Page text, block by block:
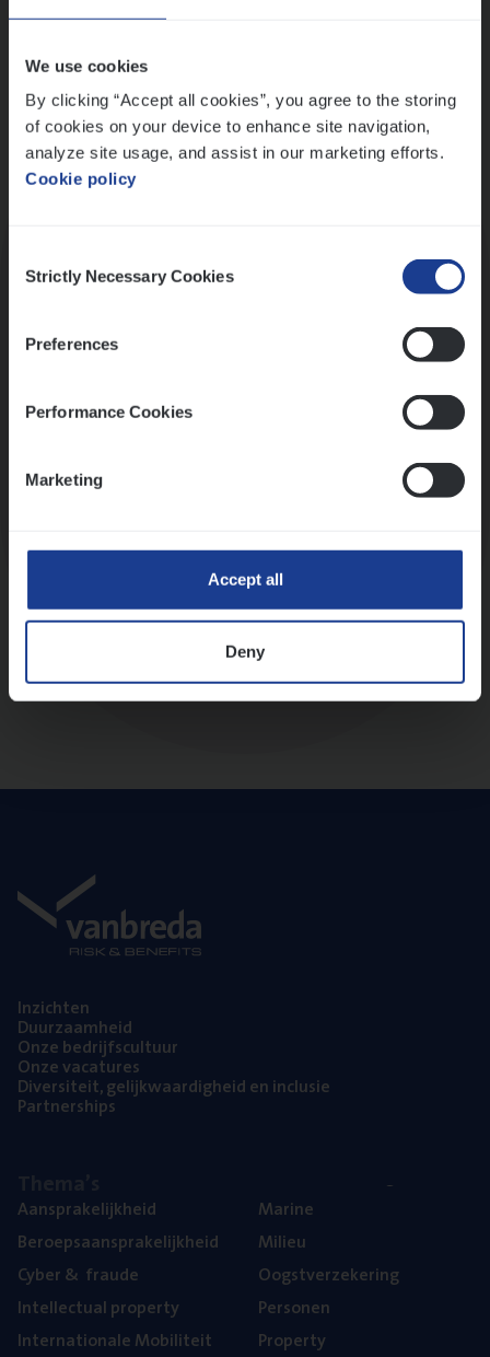
We use cookies
By clicking “Accept all cookies”, you agree to the storing
of cookies on your device to enhance site navigation,
analyze site usage, and assist in our marketing efforts.
Cookie policy
Selection
Strictly Necessary Cookies
Preferences
Performance Cookies
Marketing
Accept all
Deny
Inzich­ten
Duur­zaam­heid
Onze bedrijfs­cul­tuur
Onze vaca­tu­res
Diver­si­teit, gelijk­waar­dig­heid en inclusie
Part­ner­ships
Aan­spra­ke­lijk­heid
Beroeps­aan­spra­ke­lijk­heid
Cyber& fraude
Intel­lec­tu­al property
Inter­na­ti­o­na­le Mobiliteit
Mari­ne
Mili­eu
Oogst­ver­ze­ke­ring
Per­so­nen
Pro­per­ty